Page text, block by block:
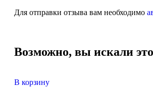
Для отправки отзыва вам необходимо
Возможно, вы искали
В корзину